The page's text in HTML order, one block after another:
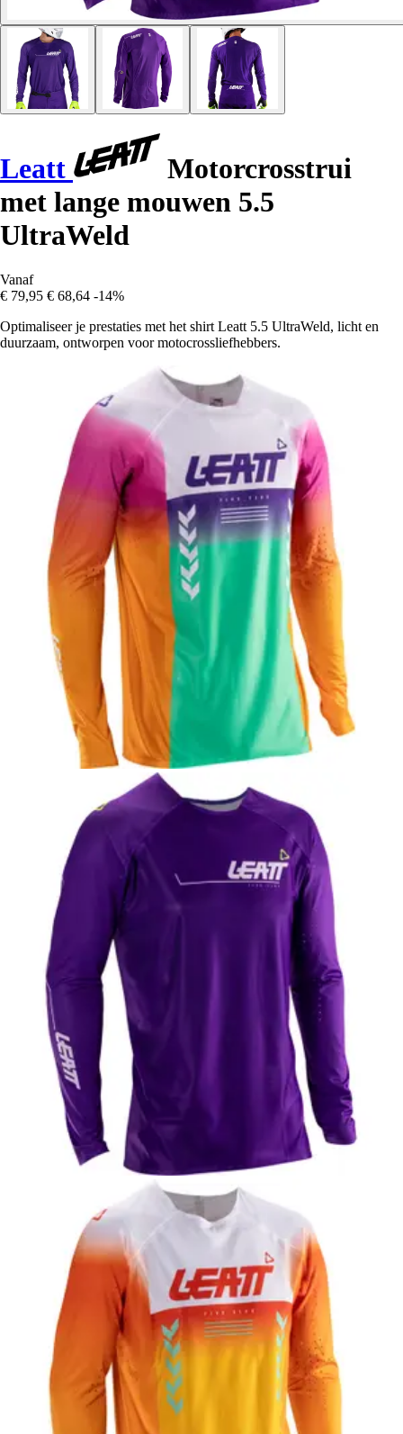
Leatt
Motorcrosstrui
met lange mouwen 5.5
UltraWeld
Vanaf
€ 79,95 € 68,64 -14%
Optimaliseer je prestaties met het shirt Leatt 5.5 UltraWeld, licht en
duurzaam, ontworpen voor motocrossliefhebbers.